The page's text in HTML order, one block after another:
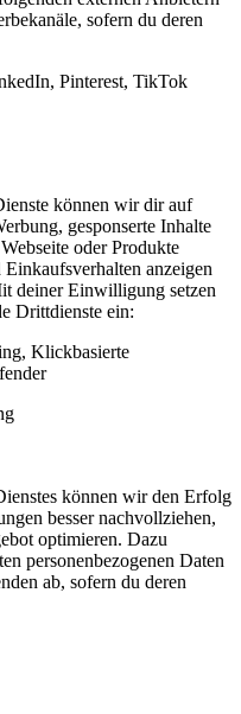
sofern du deren
Pinterest, TikTok
können wir dir auf
gesponserte Inhalte
oder Produkte
anzeigen
deiner Einwilligung setzen
Drittdienste ein:
Klickbasierte
können wir den Erfolg
besser nachvollziehen,
optimieren. Dazu
personenbezogenen Daten
ab, sofern du deren